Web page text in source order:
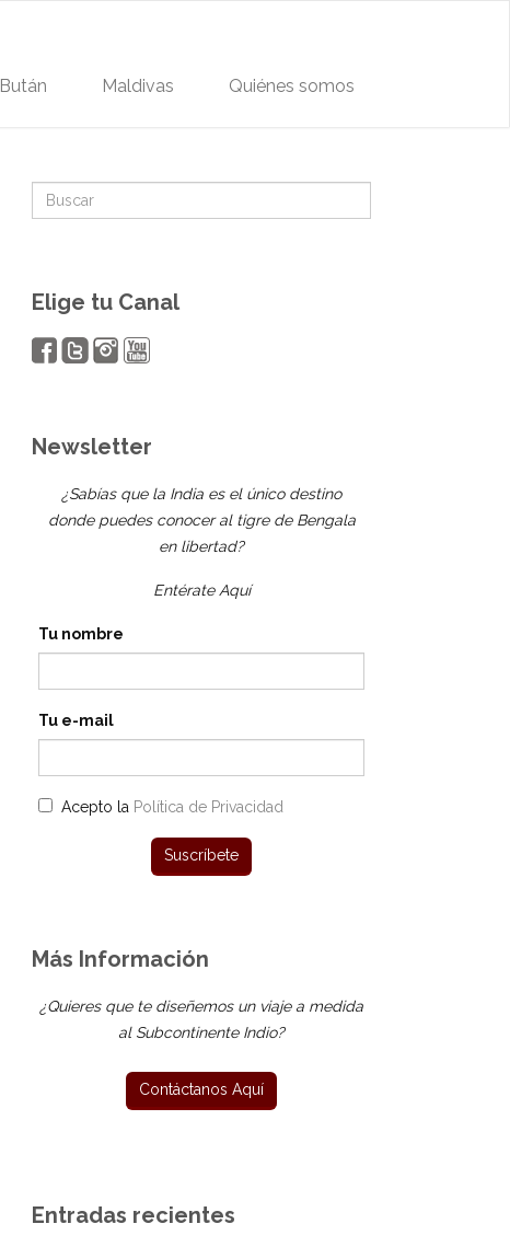
Bután Maldivas Quiénes somos
Elige tu Canal
Newsletter
¿Sabías que la India es el único destino
donde puedes conocer al tigre de Bengala
en libertad?
Entérate Aquí
Tu nombre
Tu e-mail
Acepto la Política de Privacidad
Más Información
¿Quieres que te diseñemos un viaje a medida
al Subcontinente Indio?
Entradas recientes